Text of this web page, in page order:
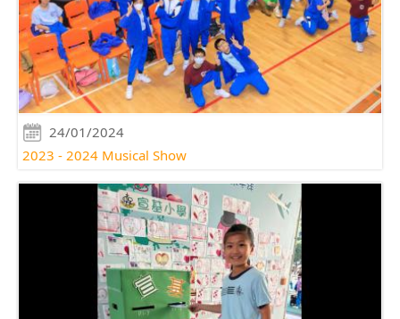
24/01/2024
2023 - 2024 Musical Show